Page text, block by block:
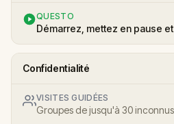
QUESTO
Démarrez, mettez en pause
Confidentialité
VISITES GUIDÉES
Groupes de jusqu'à 30 inconnus